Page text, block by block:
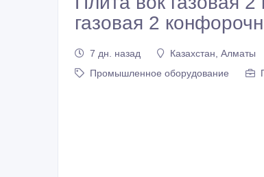
газовая 2
7 дн. назад
Казахстан, Алматы
Промышленное оборудование